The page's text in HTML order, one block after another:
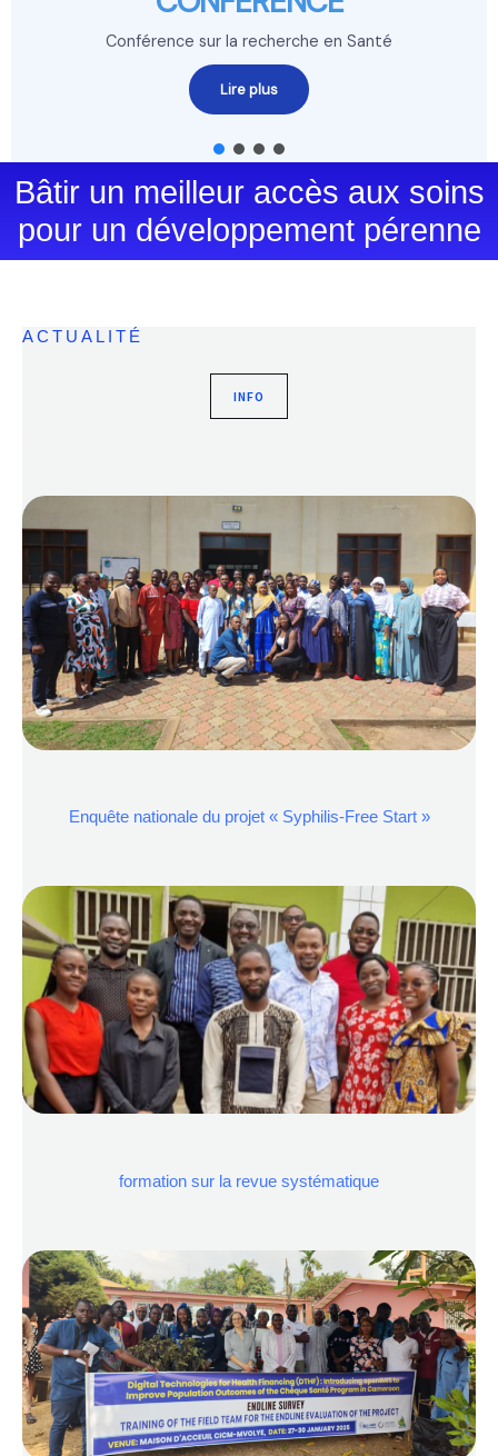
Conférence sur la recherche en Santé
Lire plus
Bâtir un meilleur accès aux soins
pour un développement pérenne
ACTUALITÉ
INFO
Enquête nationale du projet « Syphilis-Free Start »
formation sur la revue systématique